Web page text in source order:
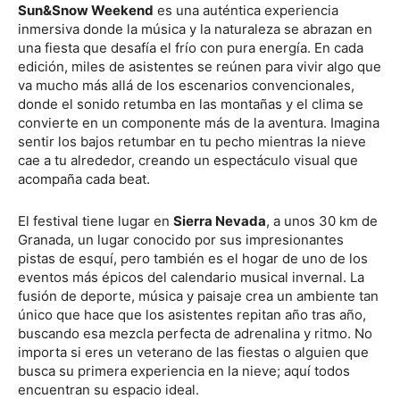
Sun&Snow Weekend es una auténtica experiencia
inmersiva donde la música y la naturaleza se abrazan en
una fiesta que desafía el frío con pura energía. En cada
edición, miles de asistentes se reúnen para vivir algo que
va mucho más allá de los escenarios convencionales,
donde el sonido retumba en las montañas y el clima se
convierte en un componente más de la aventura. Imagina
sentir los bajos retumbar en tu pecho mientras la nieve
cae a tu alrededor, creando un espectáculo visual que
acompaña cada beat.
El festival tiene lugar en Sierra Nevada, a unos 30 km de
Granada, un lugar conocido por sus impresionantes
pistas de esquí, pero también es el hogar de uno de los
eventos más épicos del calendario musical invernal. La
fusión de deporte, música y paisaje crea un ambiente tan
único que hace que los asistentes repitan año tras año,
buscando esa mezcla perfecta de adrenalina y ritmo. No
importa si eres un veterano de las fiestas o alguien que
busca su primera experiencia en la nieve; aquí todos
encuentran su espacio ideal.